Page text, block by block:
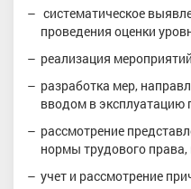
систематическое
проведения оценки
реализация
разработка мер,
вводом в эксплуатацию
рассмотрение
нормы трудового права,
учет и рассмотрение